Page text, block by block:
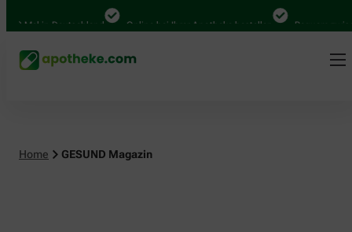
Mal in Deutschland Online bei Ihrer Apotheke bestellen Bequem
Home GESUND Magazin